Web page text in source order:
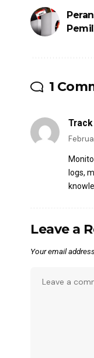
1
logs,
Leave a
Your email